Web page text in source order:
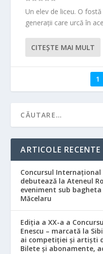
Un elev de liceu. O
generații care urcă în
CITEŞTE MAI MULT
1
ARTICOLE RECENTE
Concursul Internațional
debutează la Ateneul
eveniment sub
Măcelaru
Ediția a XX-a a
Enescu – marcată la
ai competiției și artiști
Bilete și abonamente,